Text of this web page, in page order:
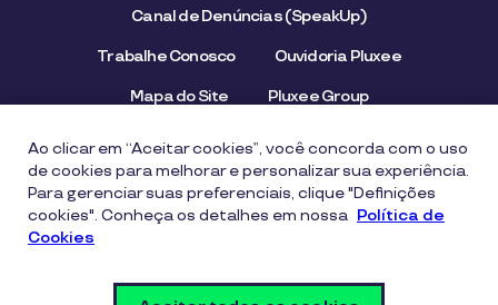
Canal de Denúncias (SpeakUp)
Trabalhe Conosco Ouvidoria Pluxee
Mapa do Site Pluxee Group
Aviso de Privacidade Termos de uso
Segurança Digital e Prevenção a Fraudes
Ao clicar em “Aceitar cookies”, você concorda com o uso
de cookies para melhorar e personalizar sua experiência.
Para gerenciar suas preferenciais, clique "Definições
cookies". Conheça os detalhes em nossa Política de
Cookies